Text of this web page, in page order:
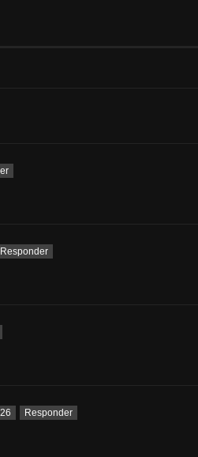
Responder
Responder